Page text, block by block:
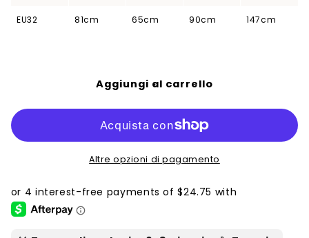
EU32 81cm 65cm 90cm 147cm
Aggiungi al carrello
Altre opzioni di pagamento